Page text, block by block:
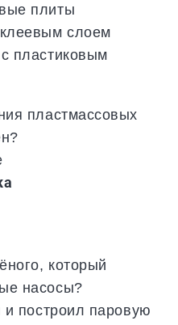
плиты
слоем
пластиковым
пластмассовых
который
насосы?
и построил паровую